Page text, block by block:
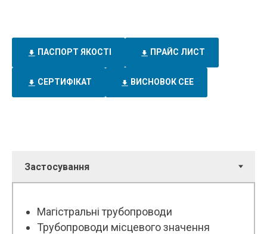
ПАСПОРТ ЯКОСТІ ПРАЙС ЛИСТ
СЕРТИФІКАТ ВИСНОВОК СЕЕ
Магістральні трубопроводи
Трубопроводи місцевого значення